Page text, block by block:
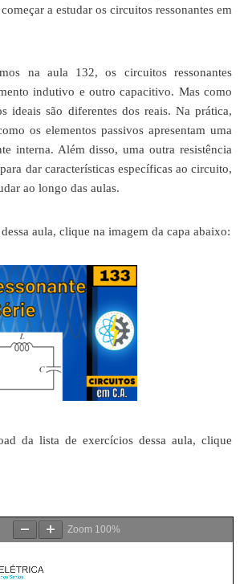
a estudar os circuitos ressonantes em
na aula 132, os circuitos ressonantes
indutivo e outro capacitivo. Mas como
ideais são diferentes dos reais. Na prática,
os elementos passivos apresentam uma
interna. Além disso, uma outra resistência
dar características específicas ao circuito,
ao longo das aulas.
aula, clique na imagem da capa abaixo:
da lista de exercícios dessa aula, clique
Zoom 100%